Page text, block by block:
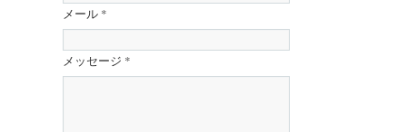
メール *
メッセージ *